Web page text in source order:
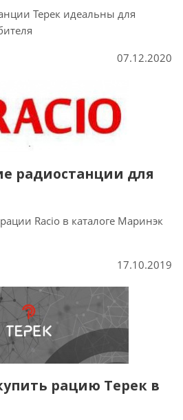
Терек идеальны для
07.12.2020
радиостанции для
Racio в каталоге Маринэк
17.10.2019
рацию Терек в